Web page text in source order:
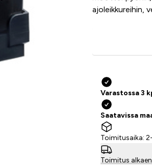
ajoleikkureihin,
Varastossa 3
Saatavissa
Toimitusaika:
Toimitus